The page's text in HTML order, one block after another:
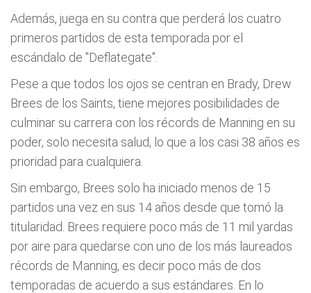
Además, juega en su contra que perderá los cuatro
primeros partidos de esta temporada por el
escándalo de "Deflategate".
Pese a que todos los ojos se centran en Brady, Drew
Brees de los Saints, tiene mejores posibilidades de
culminar su carrera con los récords de Manning en su
poder, solo necesita salud, lo que a los casi 38 años es
prioridad para cualquiera.
Sin embargo, Brees solo ha iniciado menos de 15
partidos una vez en sus 14 años desde que tomó la
titularidad. Brees requiere poco más de 11 mil yardas
por aire para quedarse con uno de los más laureados
récords de Manning, es decir poco más de dos
temporadas de acuerdo a sus estándares. En lo